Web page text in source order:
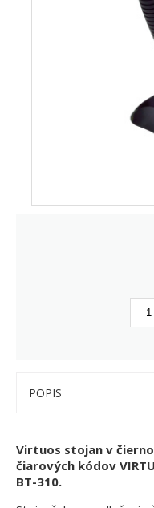
POPIS
Virtuos stojan v
čiarových kódov
BT-310.